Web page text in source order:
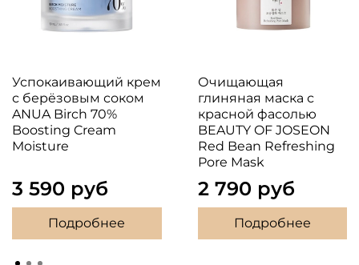
Успокаивающий крем
с берёзовым соком
ANUA Birch 70%
Boosting Cream
Moisture
3 590 руб
Подробнее
Очищающая
глиняная маска с
красной фасолью
BEAUTY OF JOSEON
Red Bean Refreshing
Pore Mask
2 790 руб
Подробнее